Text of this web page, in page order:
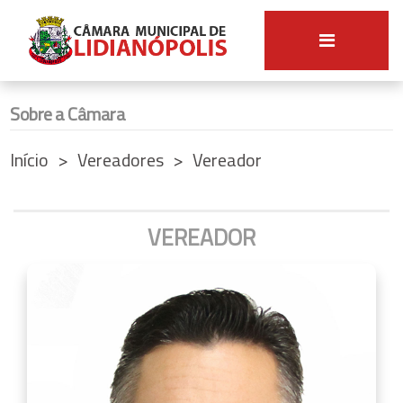
Sobre a Câmara
Início
Vereadores Vereador
VEREADOR